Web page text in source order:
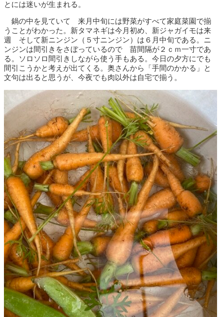
とには迷いが生まれる。
鍋の中を見ていて 来月中旬には野菜がすべて家庭菜園で揃
うことがわかった。新タマネギは今月初め、新ジャガイモは来
週 そして新ニンジン（５寸ニンジン）は６月中旬である。ニ
ンジンは間引きをさぼっているので 苗間隔が２ｃｍ一寸であ
る。ソロソロ間引きしながら使う手もある。今日の夕方にでも
間引こうかと考えが出てくる。奥さんから「手間のかかる」と
文句は出ると思うが、今夜でも肉以外は自宅で揃う。